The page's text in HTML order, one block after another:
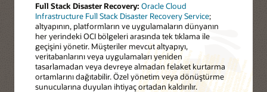
Full Stack Disaster Recovery: Oracle Cloud
Infrastructure Full Stack Disaster Recovery Service;
altyapının, platformların ve uygulamaların dünyanın
her yerindeki OCI bölgeleri arasında tek tıklama ile
geçişini yönetir. Müşteriler mevcut altyapıyı,
veritabanlarını veya uygulamaları yeniden
tasarlamadan veya devreye almadan felaket kurtarma
ortamlarını dağıtabilir. Özel yönetim veya dönüştürme
sunucularına duyulan ihtiyaç ortadan kaldırılır.